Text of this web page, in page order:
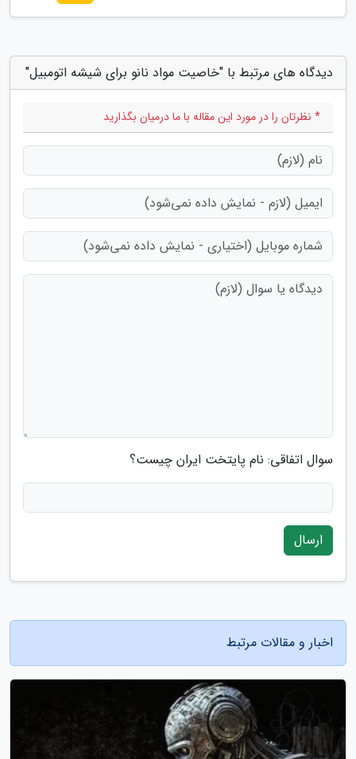
دیدگاه های مرتبط با "خاصیت مواد نانو برای شیشه اتومبیل"
* نظرتان را در مورد این مقاله با ما درمیان بگذارید
سوال اتفاقی: نام پایتخت ایران چیست؟
ارسال
اخبار و مقالات مرتبط